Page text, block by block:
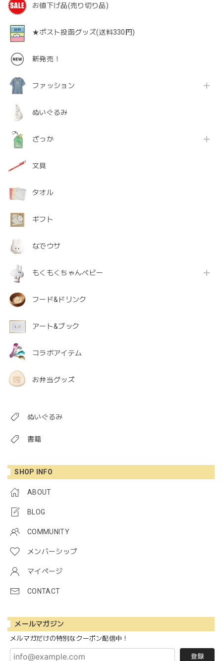
お値下げ品(売り切り品)
★ポスト投函グッズ(送料330円)
新発売！
ファッション
ぬいぐるみ
ざっか
文具
タオル
ギフト
なでウサ
もくもくちゃんベビー
フード&ドリンク
アート&ブック
コラボアイテム
お弁当グッズ
ぬいぐるみ
書籍
SHOP INFO
ABOUT
BLOG
COMMUNITY
メンバーシップ
マイページ
CONTACT
メールマガジン
メルマガだけの特別なクーポン配信中！
登録